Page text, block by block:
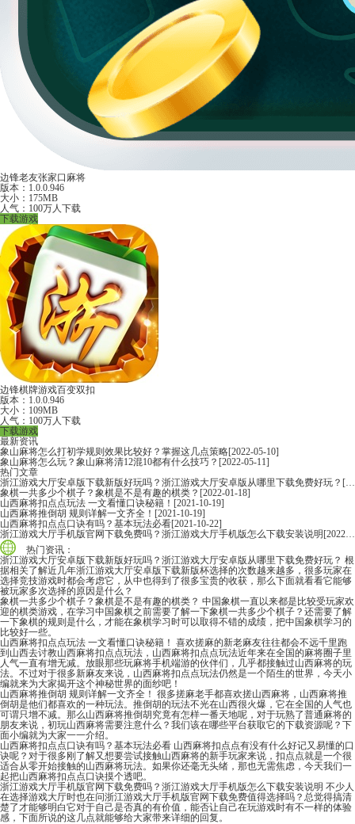
边锋老友张家口麻将
版本：1.0.0.946
大小：175MB
人气：100万人下载
下载游戏
边锋棋牌游戏百变双扣
版本：1.0.0.946
大小：109MB
人气：100万人下载
下载游戏
最新资讯
象山麻将怎么打初学规则效果比较好？掌握这几点策略[2022-05-10]
象山麻将怎么玩？象山麻将清12混10都有什么技巧？ [2022-05-11]
热门文章
浙江游戏大厅安卓版下载新版好玩吗？浙江游戏大厅安卓版从哪里下载免费好玩？ [2022-06-16]
象棋一共多少个棋子？象棋是不是有趣的棋类？ [2022-01-18]
山西麻将扣点点玩法 一文看懂口诀秘籍！ [2021-10-19]
山西麻将推倒胡 规则详解一文齐全！ [2021-10-19]
山西麻将扣点点口诀有吗？基本玩法必看[2021-10-22]
浙江游戏大厅手机版官网下载免费吗？浙江游戏大厅手机版怎么下载安装说明 [2022-06-16]
热门资讯：
浙江游戏大厅安卓版下载新版好玩吗？浙江游戏大厅安卓版从哪里下载免费好玩？ 根
据相关了解近几年浙江游戏大厅安卓版下载新版杯选择的次数越来越多，很多玩家在
选择竞技游戏时都会考虑它，从中也得到了很多宝贵的收获，那么下面就看看它能够
被玩家多次选择的原因是什么？
象棋一共多少个棋子？象棋是不是有趣的棋类？ 中国象棋一直以来都是比较受玩家欢
迎的棋类游戏，在学习中国象棋之前需要了解一下象棋一共多少个棋子？还需要了解
一下象棋的规则是什么，才能在象棋学习时可以取得不错的成绩，把中国象棋学习的
比较好一些。
山西麻将扣点点玩法 一文看懂口诀秘籍！ 喜欢搓麻的新老麻友往往都会不远千里跑
到山西去讨教山西麻将扣点点玩法，山西麻将扣点点玩法近年来在全国的麻将圈子里
人气一直有增无减。放眼那些玩麻将手机端游的伙伴们，几乎都接触过山西麻将的玩
法。不过对于很多新麻友来说，山西麻将扣点点玩法仍然是一个陌生的世界，今天小
编就来为大家揭开这个神秘世界的面纱吧！
山西麻将推倒胡 规则详解一文齐全！ 很多搓麻老手都喜欢搓山西麻将，山西麻将推
倒胡是他们都喜欢的一种玩法。推倒胡的玩法不光在山西很火爆，它在全国的人气也
可谓只增不减。那么山西麻将推倒胡究竟有怎样一番天地呢，对于玩熟了普通麻将的
朋友来说，初玩山西麻将需要注意什么？我们该在哪些平台获取它的下载资源呢？下
面小编就为大家一一介绍。
山西麻将扣点点口诀有吗？基本玩法必看 山西麻将扣点点有没有什么好记又易懂的口
诀呢？对于很多刚了解又想要尝试接触山西麻将的新手玩家来说，扣点点就是一个很
适合从零开始接触的山西麻将玩法。如果你还毫无头绪，那也无需焦虑，今天我们一
起把山西麻将扣点点口诀摸个透吧。
浙江游戏大厅手机版官网下载免费吗？浙江游戏大厅手机版怎么下载安装说明 不少人
在选择游戏大厅时也在问浙江游戏大厅手机版官网下载免费值得选择吗？总觉得搞清
楚了才能够明白它对于自己是否真的有价值，能否让自己在玩游戏时有不一样的体验
感，下面所说的这几点就能够给大家带来详细的回复。